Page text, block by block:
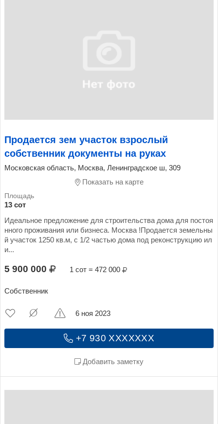
Продается зем участок взрослый
собственник документы на руках
Московская область, Москва, Ленинградское ш, 309
Показать на карте
13 сот
Идеальное предложение для строительства дома для постоя
нного проживания или бизнеса. Москва !Продается земельны
й участок 1250 кв.м, с 1/2 частью дома под реконструкцию ил
и...
5 900 000 1 сот = 472 000
Собственник
+7 930 XXXXXXX
Добавить заметку
6 ноя 2023